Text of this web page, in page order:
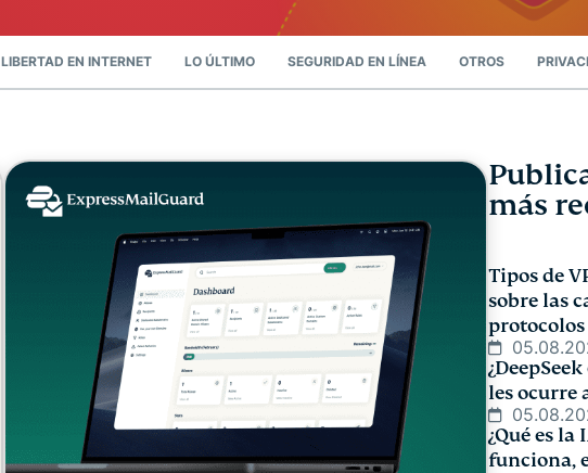
etc.
inteligencia
conjunto de
protección
de identidad,
supervisión y
eliminación
de datos.
LIBERTAD EN INTERNET LO ÚLTIMO SEGURIDAD EN LÍNEA OTROS
más
Tipos de
sobre las
protocolos
les ocurre
¿Qué es la
funciona,